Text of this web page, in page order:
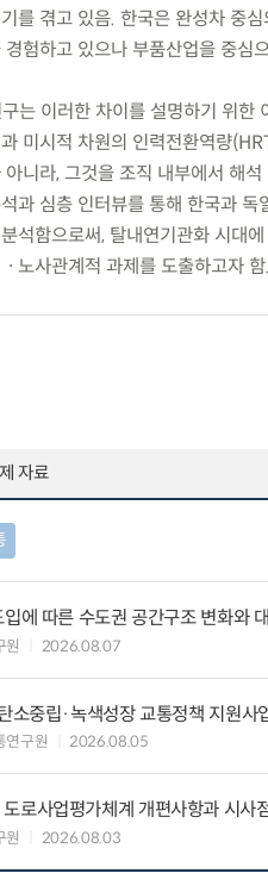
를 겪고 있음. 한국은 완성차 중
경험하고 있으나 부품산업을 중심
는 이러한 차이를 설명하기 위한
미시적 차원의 인력전환역량
아니라, 그것을 조직 내부에서 해
과 심층 인터뷰를 통해 한국과
석함으로써, 탈내연기관화 시대
노사관계적 과제를 도출하고자 함.
자료
입에 따른 수도권 공간구조 변화와
원 2026.08.07
소중립·녹색성장 교통정책 지원사
연구원 2026.08.05
도로사업평가체계 개편사항과 시사
원 2026.08.03